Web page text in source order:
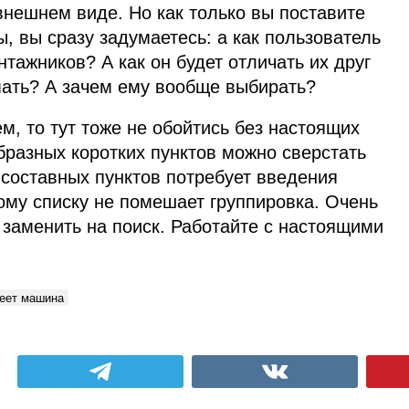
виде. Но как только вы поставите
сразу задумаетесь: а как пользователь
А как он будет отличать их друг
А зачем ему вообще выбирать?
то тут тоже не обойтись без настоящих
коротких пунктов можно сверстать
пунктов потребует введения
списку не помешает группировка. Очень
на поиск. Работайте с настоящими
машина